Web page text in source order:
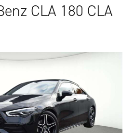
CLA 180 CLA